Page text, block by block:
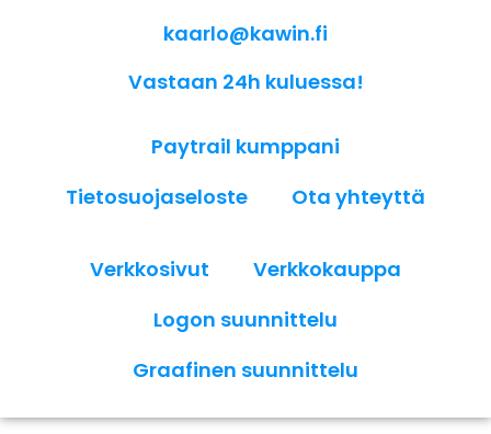
kaarlo@kawin.fi
Vastaan 24h kuluessa!
Paytrail kumppani
Tietosuojaseloste
Ota yhteyttä
Verkkosivut
Verkkokauppa
Logon suunnittelu
Graafinen suunnittelu